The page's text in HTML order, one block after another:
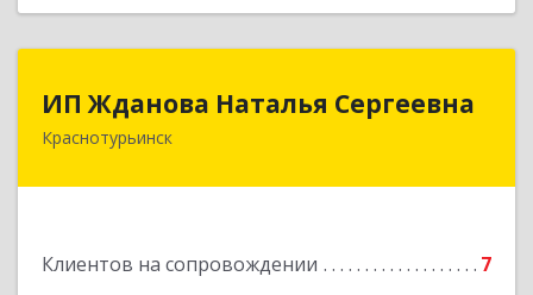
ИП Жданова Наталья Сергеевна
Краснотурьинск
Клиентов на сопровождении 7